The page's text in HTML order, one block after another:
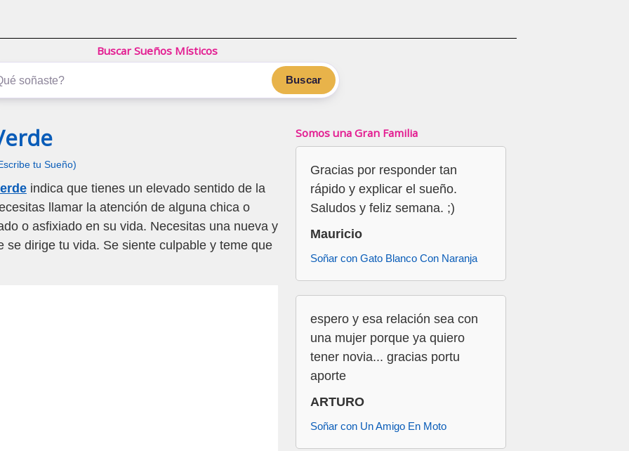
Buscar Sueños Místicos
Buscar
tu Sueño)
indica que tienes un elevado sentido de la
llamar la atención de alguna chica o
o asfixiado en su vida. Necesitas una nueva y
se dirige tu vida. Se siente culpable y teme que
Somos una Gran Familia
Gracias por responder tan
rápido y explicar el sueño.
Saludos y feliz semana. ;)
Mauricio
Soñar con Gato Blanco Con Naranja
espero y esa relación sea con
una mujer porque ya quiero
tener novia... gracias portu
aporte
ARTURO
Soñar con Un Amigo En Moto